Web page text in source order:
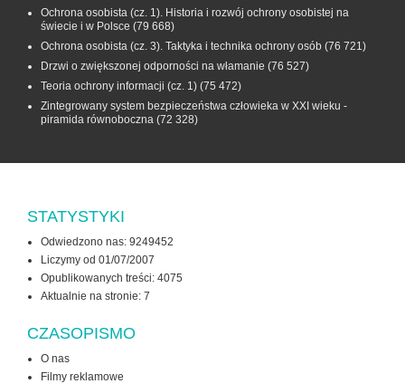
Ochrona osobista (cz. 1). Historia i rozwój ochrony osobistej na
świecie i w Polsce (79 668)
Ochrona osobista (cz. 3). Taktyka i technika ochrony osób (76 721)
Drzwi o zwiększonej odporności na włamanie (76 527)
Teoria ochrony informacji (cz. 1) (75 472)
Zintegrowany system bezpieczeństwa człowieka w XXI wieku -
piramida równoboczna (72 328)
STATYSTYKI
Odwiedzono nas: 9249452
Liczymy od 01/07/2007
Opublikowanych treści: 4075
Aktualnie na stronie: 7
CZASOPISMO
O nas
Filmy reklamowe